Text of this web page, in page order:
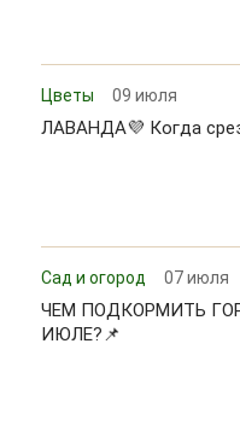
Цветы 09 июля
ЛАВАНДА💜 Когда
Сад и огород 07 июля
ЧЕМ ПОДКОРМИТЬ
ИЮЛЕ?📌